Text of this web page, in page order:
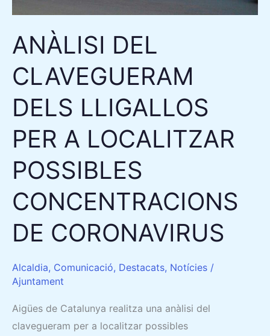
ANÀLISI DEL
CLAVEGUERAM
DELS LLIGALLOS
PER A LOCALITZAR
POSSIBLES
CONCENTRACIONS
DE CORONAVIRUS
Alcaldia, Comunicació, Destacats, Notícies /
Ajuntament
Aigües de Catalunya realitza una anàlisi del
clavegueram per a localitzar possibles
POSSIBLES
CONCENTRACIONS
DE
CORONAVIRUS